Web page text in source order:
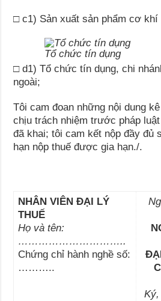
□ c1) Sản xuất sản phẩm cơ khí
Tổ chức tín dụng
□ d1) Tổ chức tín dụng, chi
ngoài;
Tôi cam đoan những nội dung
chịu trách nhiệm trước pháp
đã khai; tôi cam kết nộp đầy đủ
hạn nộp thuế được gia hạn./.
NHÂN VIÊN ĐẠI LÝ
THUẾ
Họ và tên:
…………………………..
Chứng chỉ hành nghề số:
………..